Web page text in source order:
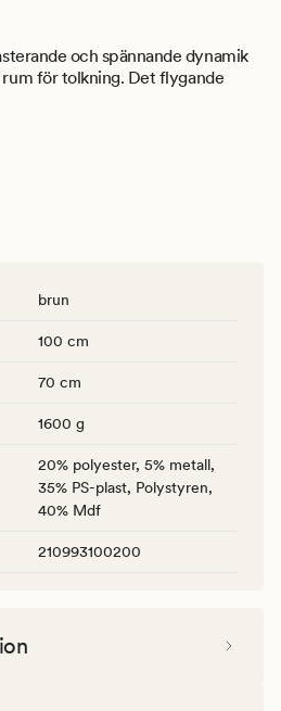
och spännande dynamik
för tolkning. Det flygande
brun
100 cm
70 cm
1600 g
20% polyester, 5% metall,
35% PS-plast, Polystyren,
40% Mdf
210993100200